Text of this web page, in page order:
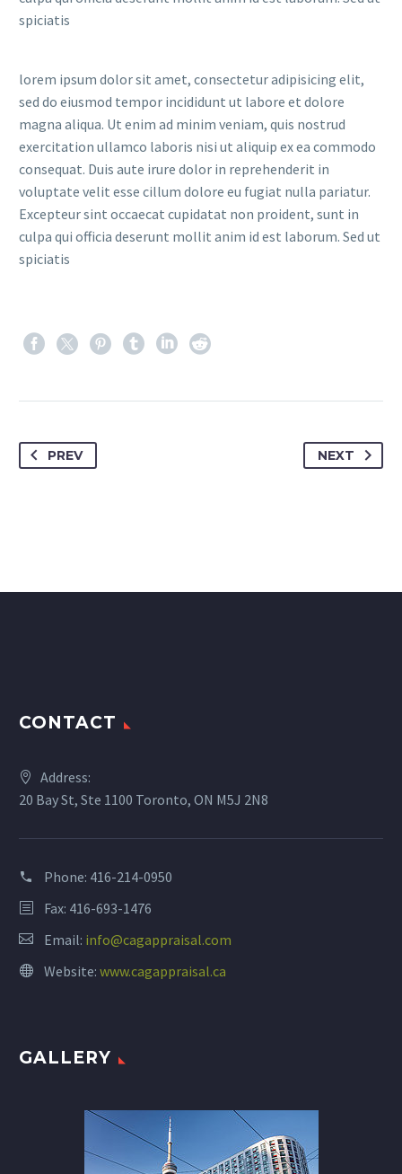
spiciatis
lorem ipsum dolor sit amet, consectetur adipisicing elit,
sed do eiusmod tempor incididunt ut labore et dolore
magna aliqua. Ut enim ad minim veniam, quis nostrud
exercitation ullamco laboris nisi ut aliquip ex ea commodo
consequat. Duis aute irure dolor in reprehenderit in
voluptate velit esse cillum dolore eu fugiat nulla pariatur.
Excepteur sint occaecat cupidatat non proident, sunt in
culpa qui officia deserunt mollit anim id est laborum. Sed ut
spiciatis
PREV NEXT
CONTACT
Address:
20 Bay St, Ste 1100 Toronto, ON M5J 2N8
Phone: 416-214-0950
Fax: 416-693-1476
Email: info@cagappraisal.com
Website: www.cagappraisal.ca
GALLERY